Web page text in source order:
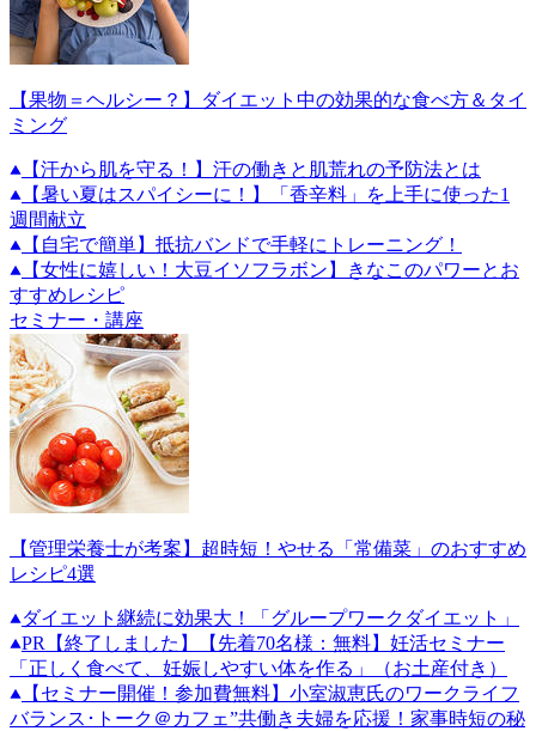
【果物＝ヘルシー？】ダイエット中の効果的な食べ方＆タイ
ミング
【汗から肌を守る！】汗の働きと肌荒れの予防法とは
【暑い夏はスパイシーに！】「香辛料」を上手に使った1
週間献立
【自宅で簡単】抵抗バンドで手軽にトレーニング！
【女性に嬉しい！大豆イソフラボン】きなこのパワーとお
すすめレシピ
セミナー・講座
【管理栄養士が考案】超時短！やせる「常備菜」のおすすめ
レシピ4選
ダイエット継続に効果大！「グループワークダイエット」
PR
【終了しました】【先着70名様：無料】妊活セミナー
「正しく食べて、妊娠しやすい体を作る」（お土産付き）
【セミナー開催！参加費無料】小室淑恵氏のワークライフ
バランス･トーク＠カフェ”共働き夫婦を応援！家事時短の秘